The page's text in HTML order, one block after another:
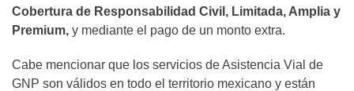
Cobertura de Responsabilidad Civil, Limitada, Amplia y
Premium, y mediante el pago de un monto extra.
Cabe mencionar que los servicios de Asistencia Vial de
GNP son válidos en todo el territorio mexicano y están